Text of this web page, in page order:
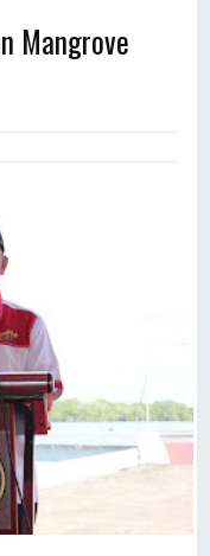
Mangrove